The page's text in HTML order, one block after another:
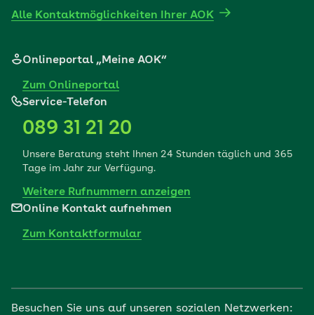
Alle Kontaktmöglichkeiten Ihrer AOK
Onlineportal „Meine AOK“
Zum Onlineportal
Service-Telefon
089 31 21 20
Unsere Beratung steht Ihnen 24 Stunden täglich und 365
Tage im Jahr zur Verfügung.
Weitere Rufnummern anzeigen
Online Kontakt aufnehmen
Zum Kontaktformular
Besuchen Sie uns auf unseren sozialen Netzwerken: